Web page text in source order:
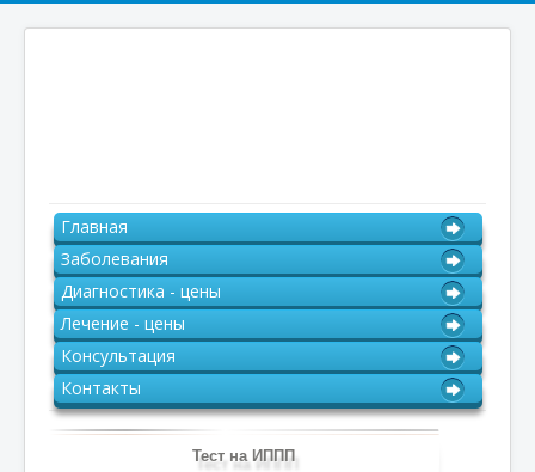
Главная
Заболевания
Диагностика - цены
Лечение - цены
Консультация
Контакты
Тест на ИППП